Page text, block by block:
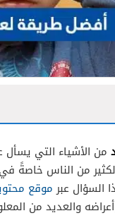
من الأشياء التي يسأل
من الناس خاصةً
عبرموقع
والعديد من